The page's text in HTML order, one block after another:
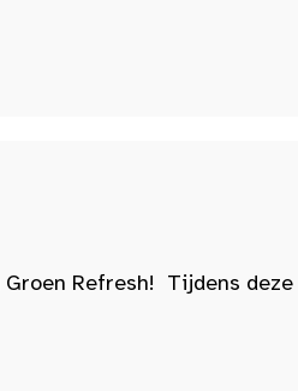
Refresh! Tijdens deze